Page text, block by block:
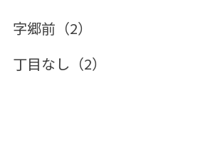
字郷前（2）
丁目なし（2）